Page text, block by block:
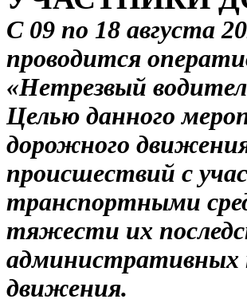
С 09 по 18 августа
проводится
«Нетрезвый
Целью данного
дорожного
происшествий с
транспортными
тяжести их
административных
движения.